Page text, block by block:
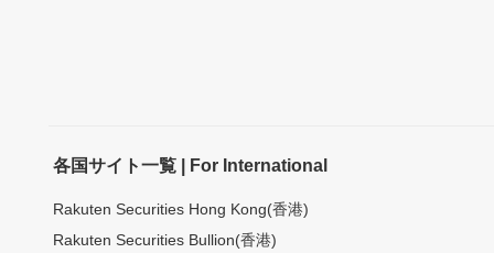
各国サイト一覧 | For International
Rakuten Securities Hong Kong(香港)
Rakuten Securities Bullion(香港)